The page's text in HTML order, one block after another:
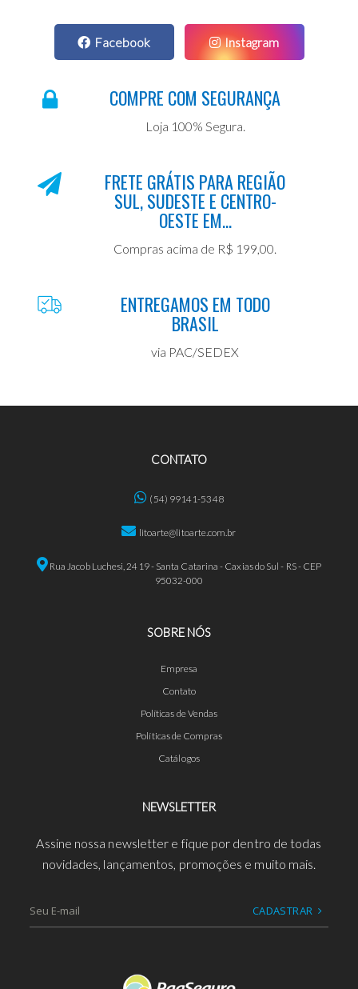
Facebook Instagram
COMPRE COM SEGURANÇA
Loja 100% Segura.
FRETE GRÁTIS PARA REGIÃO
SUL, SUDESTE E CENTRO-
OESTE EM...
Compras acima de R$ 199,00.
ENTREGAMOS EM TODO
BRASIL
via PAC/SEDEX
CONTATO
(54) 99141-5348
litoarte@litoarte.com.br
Rua Jacob Luchesi, 2419 - Santa Catarina - Caxias do Sul - RS - CEP
95032-000
SOBRE NÓS
Empresa
Contato
Políticas de Vendas
Políticas de Compras
Catálogos
NEWSLETTER
Assine nossa newsletter e fique por dentro de todas
novidades, lançamentos, promoções e muito mais.
CADASTRAR